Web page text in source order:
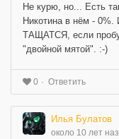
Не курю, но... Есть
Никотина в нём - 0%.
ТАЩАТСЯ, если
"двойной мятой". :-)
0 Ответить
Илья Булатов
около 10 лет